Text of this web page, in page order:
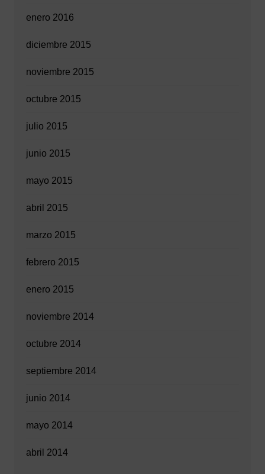
enero 2016
diciembre 2015
noviembre 2015
octubre 2015
julio 2015
junio 2015
mayo 2015
abril 2015
marzo 2015
febrero 2015
enero 2015
noviembre 2014
octubre 2014
septiembre 2014
junio 2014
mayo 2014
abril 2014